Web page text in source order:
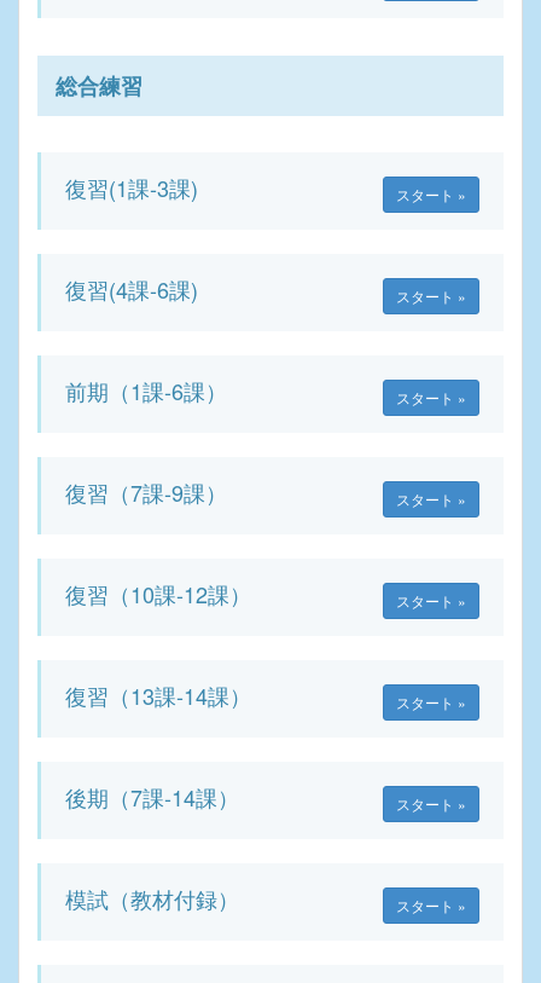
総合練習
復習(1課‐3課) スタート »
復習(4課-6課) スタート »
前期（1課-6課） スタート »
復習（7課-9課） スタート »
復習（10課-12課） スタート »
復習（13課-14課） スタート »
後期（7課-14課） スタート »
模試（教材付録） スタート »